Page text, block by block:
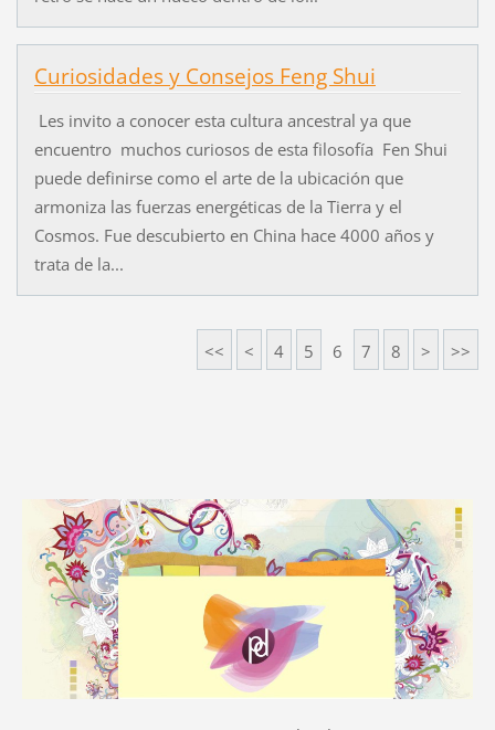
Curiosidades y Consejos Feng Shui
Les invito a conocer esta cultura ancestral ya que
encuentro muchos curiosos de esta filosofía Fen Shui
puede definirse como el arte de la ubicación que
armoniza las fuerzas energéticas de la Tierra y el
Cosmos. Fue descubierto en China hace 4000 años y
trata de la...
<< < 4 5 6 7 8 > >>